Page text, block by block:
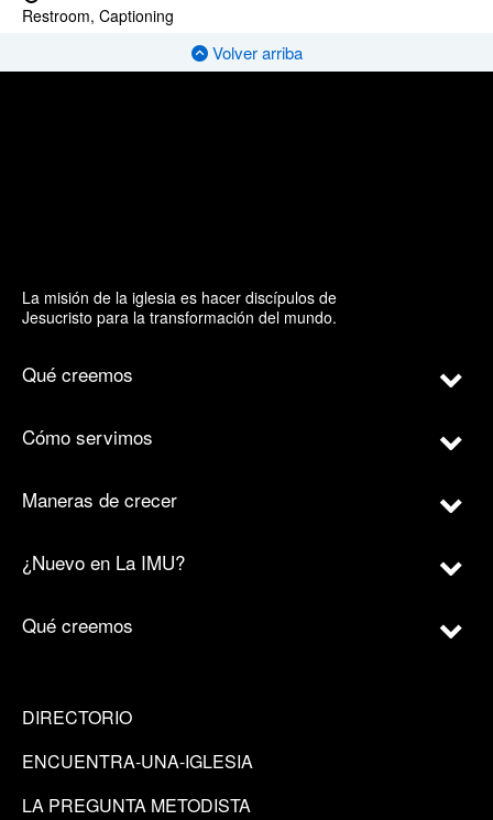
Restroom, Captioning
Volver arriba
La misión de la iglesia es hacer discípulos de
Jesucristo para la transformación del mundo.
Qué creemos
Cómo servimos
Maneras de crecer
¿Nuevo en La IMU?
Qué creemos
DIRECTORIO
ENCUENTRA-UNA-IGLESIA
LA PREGUNTA METODISTA